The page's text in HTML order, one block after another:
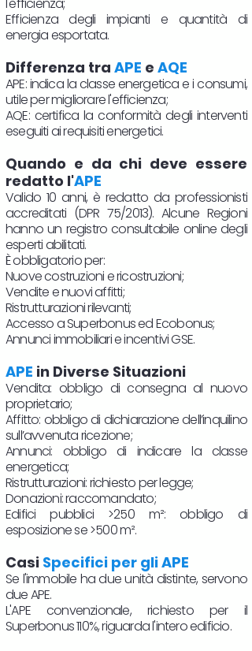
Efficienza degli impianti e quantità di
energia esportata.
Differenza tra APE e AQE
APE: indica la classe energetica e i consumi,
utile per migliorare l'efficienza;
AQE: certifica la conformità degli interventi
eseguiti ai requisiti energetici.
Quando e da chi deve essere
redatto l'APE
Valido 10 anni, è redatto da professionisti
accreditati (DPR 75/2013). Alcune Regioni
hanno un registro consultabile online degli
esperti abilitati.
È obbligatorio per:
Nuove costruzioni e ricostruzioni;
Vendite e nuovi affitti;
Ristrutturazioni rilevanti;
Accesso a Superbonus ed Ecobonus;
Annunci immobiliari e incentivi GSE.
APE in Diverse Situazioni
Vendita: obbligo di consegna al nuovo
proprietario;
Affitto: obbligo di dichiarazione dell’inquilino
sull’avvenuta ricezione;
Annunci: obbligo di indicare la classe
energetica;
Ristrutturazioni: richiesto per legge;
Donazioni: raccomandato;
Edifici pubblici >250 m²: obbligo di
esposizione se >500 m².
Casi Specifici per gli APE
Se l'immobile ha due unità distinte, servono
due APE.
L'APE convenzionale, richiesto per il
Superbonus 110%, riguarda l'intero edificio.